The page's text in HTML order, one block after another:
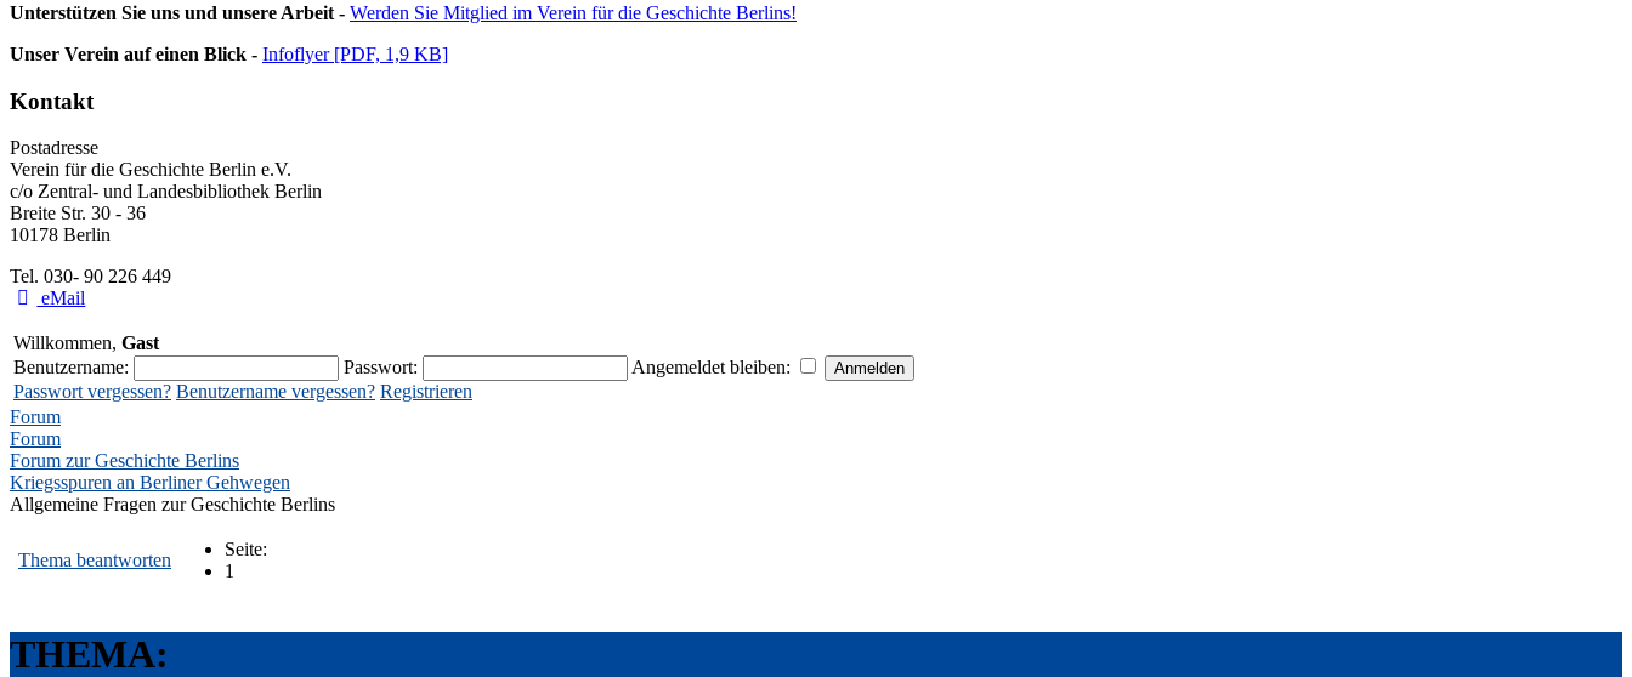
Unterstützen Sie uns und unsere Arbeit - Werden Sie Mitglied im Verein für die Geschichte Berlins!
Unser Verein auf einen Blick - Infoflyer [PDF, 1,9 KB]
Kontakt
Postadresse
Verein für die Geschichte Berlin e.V.
c/o Zentral- und Landesbibliothek Berlin
Breite Str. 30 - 36
10178 Berlin
Tel. 030- 90 226 449
eMail
Willkommen, Gast
Benutzername:
Passwort:
Angemeldet bleiben:
Passwort vergessen? Benutzername vergessen? Registrieren
Forum
Forum
Forum zur Geschichte Berlins
Kriegsspuren an Berliner Gehwegen
Allgemeine Fragen zur Geschichte Berlins
Thema beantworten
Seite:
1
THEMA: